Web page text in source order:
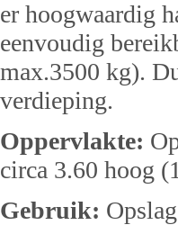
er hoogwaardig
eenvoudig
max.3500 kg).
verdieping.
Oppervlakte:
circa 3.60 hoog
Gebruik: